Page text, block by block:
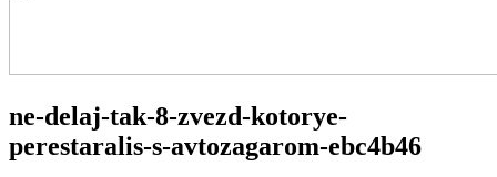
ne-delaj-tak-8-zvezd-kotorye-
perestaralis-s-avtozagarom-ebc4b46